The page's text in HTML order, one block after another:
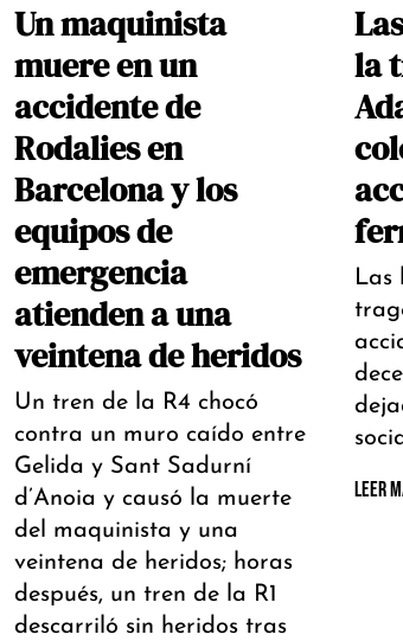
Un maquinista
muere en un
accidente de
Rodalies en
Barcelona y los
equipos de
emergencia
atienden a una
veintena de heridos
Un tren de la R4 chocó
contra un muro caído entre
Gelida y Sant Sadurní
d’Anoia y causó la muerte
del maquinista y una
veintena de heridos; horas
después, un tren de la R1
descarriló sin heridos tras
la
Las
LEER